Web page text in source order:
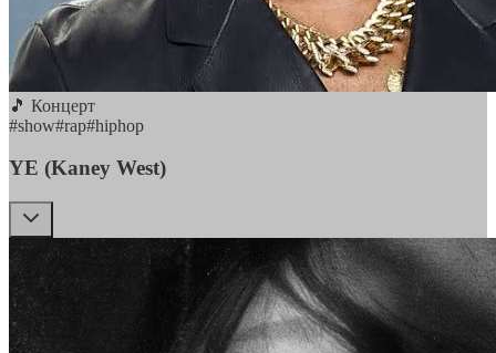
🎵 Концерт
#show#rap#hiphop
YE (Kaney West)